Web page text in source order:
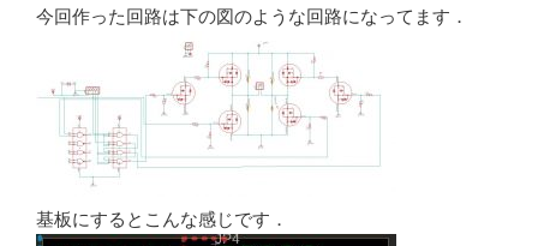
今回作った回路は下の図のような回路になってます．
基板にするとこんな感じです．